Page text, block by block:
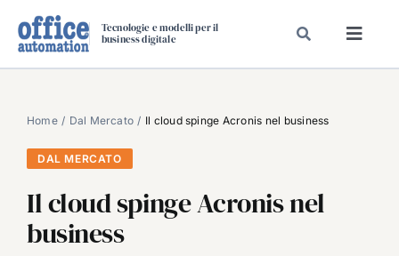
Tecnologie e modelli per il
business digitale
SPECIAL PAPER
TAVOLE ROTONDE DI REDAZIONE
CARRIERE
VIDEO
Home Dal Mercato Il cloud spinge Acronis nel business
DAL MERCATO
Il cloud spinge Acronis nel
business